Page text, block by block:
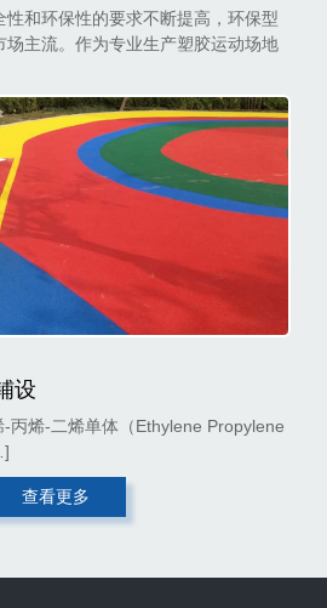
性和环保性的要求不断提高，环保型
场主流。作为专业生产塑胶运动场地
设
丙烯-二烯单体（Ethylene Propylene
查看更多